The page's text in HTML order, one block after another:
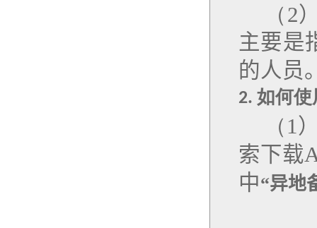
（ 2
主要是
的人员
2. 如何使
（ 1
索下载
中“异地